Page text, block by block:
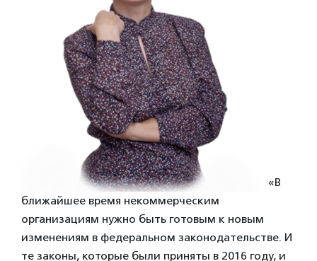
«В
ближайшее время некоммерческим
организациям нужно быть готовым к новым
изменениям в федеральном законодательстве. И
те законы, которые были приняты в 2016 году, и